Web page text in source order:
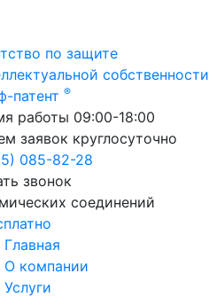
по защите
собственности
патент ®
работы 09:00-18:00
заявок круглосуточно
085-82-28
звонок
соединений
Главная
О компании
Услуги